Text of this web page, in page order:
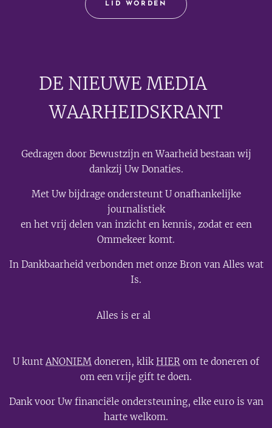
LID WORDEN
DE NIEUWE MEDIA🟣
WAARHEIDSKRANT
Gedragen door Bewustzijn en Waarheid bestaan wij
dankzij Uw Donaties.
Met Uw bijdrage ondersteunt U onafhankelijke
journalistiek
en het vrij delen van inzicht en kennis, zodat er een
Ommekeer komt.
In Dankbaarheid verbonden met onze Bron van Alles wat
Is.
Alles is er al
U kuntANONIEM doneren, klikHIER om te doneren of
om een vrije gift te doen.
Dank voor Uw financiële ondersteuning, elke euro is van
harte welkom.